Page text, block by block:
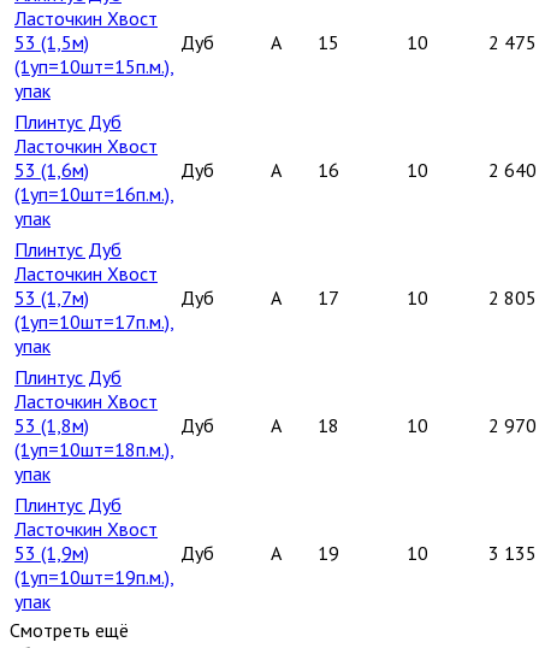
Ласточкин Хвост
53 (1,5м)
(1уп=10шт=15п.м.),
упак
Дуб A 15 10 2 475
Плинтус Дуб
Ласточкин Хвост
53 (1,6м)
(1уп=10шт=16п.м.),
упак
Дуб A 16 10 2 640
Плинтус Дуб
Ласточкин Хвост
53 (1,7м)
(1уп=10шт=17п.м.),
упак
Дуб A 17 10 2 805
Плинтус Дуб
Ласточкин Хвост
53 (1,8м)
(1уп=10шт=18п.м.),
упак
Дуб A 18 10 2 970
Плинтус Дуб
Ласточкин Хвост
53 (1,9м)
(1уп=10шт=19п.м.),
упак
Дуб A 19 10 3 135
Смотреть ещё